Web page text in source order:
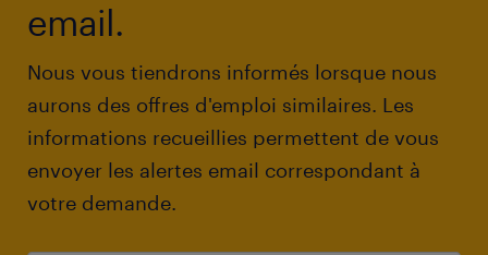
email.
Nous vous tiendrons informés lorsque nous
aurons des offres d'emploi similaires. Les
informations recueillies permettent de vous
envoyer les alertes email correspondant à
votre demande.